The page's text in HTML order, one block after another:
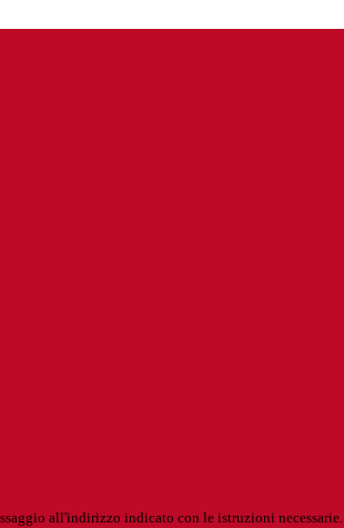
all'indirizzo indicato con le istruzioni necessarie.